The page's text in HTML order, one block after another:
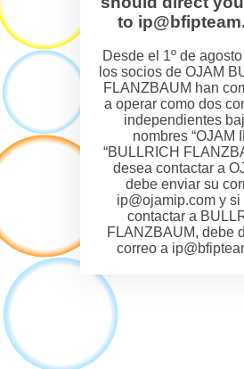
to
Desde el 1º de
los socios de OJAM
FLANZBAUM han
a operar como dos
independientes
nombres “OJAM
“BULLRICH
desea contactar a
debe enviar su
ip@ojamip.com y si
contactar a
FLANZBAUM, debe
correo a